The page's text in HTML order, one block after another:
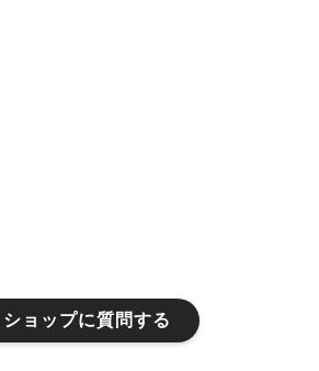
ショップに質問する